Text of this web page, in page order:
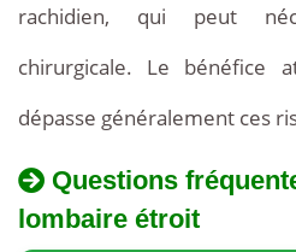
rachidien, qui peut
chirurgicale. Le bénéfice
dépasse généralement ces
Quel
La
chirurgie
Questions
lombaire étroit